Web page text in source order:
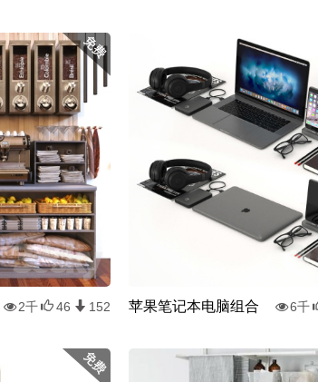
2千 46 152 苹果笔记本电脑组合 6千